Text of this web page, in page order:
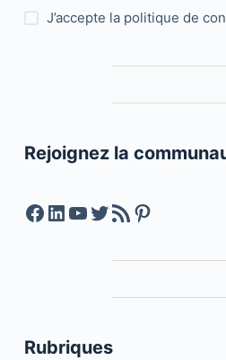
J’accepte la politique de
Rejoignez la
Facebook
LinkedIn
YouTube
Twitter
Feed RSSPinterest
Rubriques